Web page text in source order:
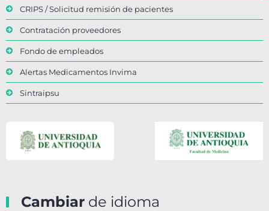
CRIPS / Solicitud remisión de pacientes
Contratación proveedores
Fondo de empleados
Alertas Medicamentos Invima
Sintraipsu
Cambiar de idioma